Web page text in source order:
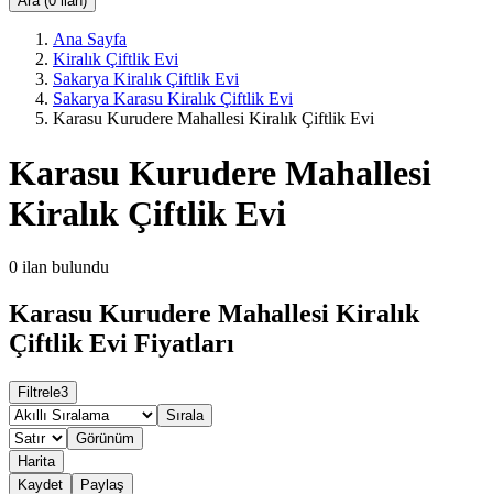
Ana Sayfa
Kiralık Çiftlik Evi
Sakarya Kiralık Çiftlik Evi
Sakarya Karasu Kiralık Çiftlik Evi
Karasu Kurudere Mahallesi Kiralık Çiftlik Evi
Karasu Kurudere Mahallesi
Kiralık Çiftlik Evi
0 ilan bulundu
Karasu Kurudere Mahallesi Kiralık
Çiftlik Evi Fiyatları
Filtrele3
Sırala
Görünüm
Harita
Kaydet
Paylaş